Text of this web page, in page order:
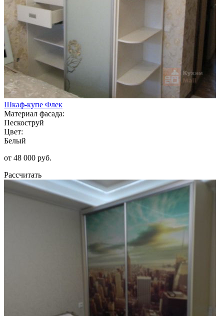
Шкаф-купе Флек
Материал фасада:
Пескоструй
Цвет:
Белый
от 48 000 руб.
Рассчитать